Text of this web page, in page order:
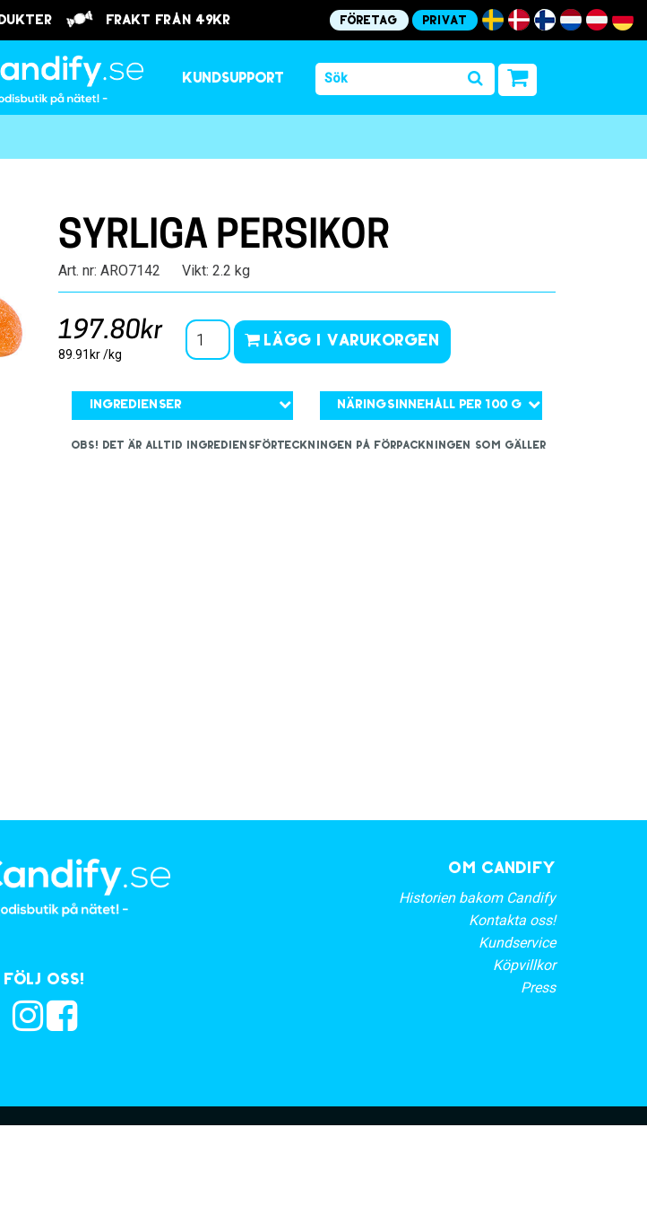
frakt från 49kr Företag Privat
Kundsupport
SYRLIGA PERSIKOR
Art. nr: ARO7142 Vikt: 2.2 kg
197.80kr
89.91kr /kg
Lägg i varukorgen
Ingredienser Näringsinnehåll per 100 g
OBS! Det är alltid ingrediensförteckningen på förpackningen som gäller
Följ oss!
OM CANDIFY
Historien bakom Candify
Kontakta oss!
Kundservice
Köpvillkor
Press